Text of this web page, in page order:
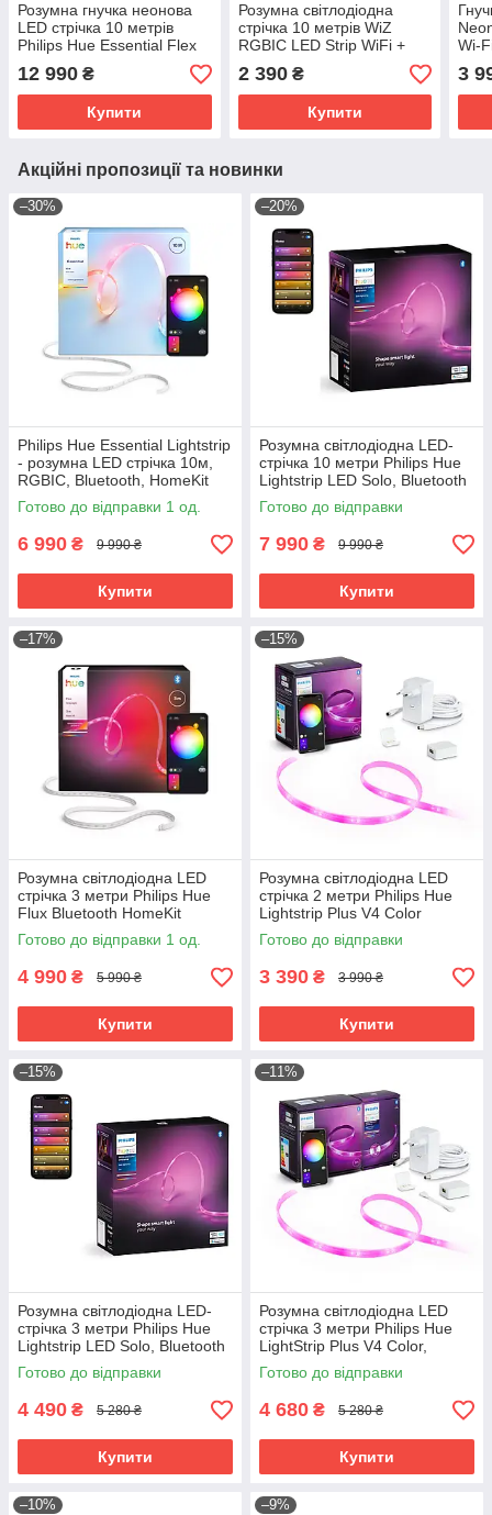
Розумна гнучка неонова
LED стрічка 10 метрів
Philips Hue Essential Flex
Lightstrip Bluetooth, Zigbee
(8721103096685)
12 990 ₴
Купити
Розумна світлодіодна
стрічка 10 метрів WiZ
RGBIC LED Strip WiFi +
Bluetooth Matter
2 390₴
Купити
Wi-
3
Акційні пропозиції та новинки
–30%
Philips Hue Essential Lightstrip
- розумна LED стрічка 10м,
RGBIC, Bluetooth, HomeKit
Готово до відправки 1 од.
6 990 ₴ 9 990 ₴
Купити
–20%
Розумна світлодіодна LED-
стрічка 10 метри Philips Hue
Lightstrip LED Solo, Bluetooth
HomeKit RGBWW
Готово до відправки
7 990 ₴ 9 990 ₴
Купити
–17%
Розумна світлодіодна LED
стрічка 3 метри Philips Hue
Flux Bluetooth HomeKit
Готово до відправки 1 од.
4 990 ₴ 5 990 ₴
Купити
–15%
Розумна світлодіодна LED
стрічка 2 метри Philips Hue
Lightstrip Plus V4 Color
ZigBee, Bluetooth, HomeKit
Готово до відправки
3 390 ₴ 3 990 ₴
Купити
–15%
Розумна світлодіодна LED-
стрічка 3 метри Philips Hue
Lightstrip LED Solo, Bluetooth
HomeKit RGBWW
Готово до відправки
4 490 ₴ 5 280 ₴
Купити
–11%
Розумна світлодіодна LED
стрічка 3 метри Philips Hue
LightStrip Plus V4 Color,
Bluetooth, Apple HomeKit (2+1
метр)
Готово до відправки
4 680 ₴ 5 280 ₴
Купити
–10% –9%